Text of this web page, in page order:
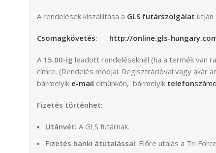
A rendelések kiszállítása a GLS futárszolgálat útján
Csomagkövetés: http://online.gls-
A 15.00-ig leadott rendeléseknél (ha a termék van
címre. (Rendelés módjai: Regisztrációval vagy akár
bármelyik e-mail címünkön, bármelyik telefon
Fizetés történhet:
Utánvét: A GLS futárnak.
Fizetés banki átutalással: Előre utalás a Tri